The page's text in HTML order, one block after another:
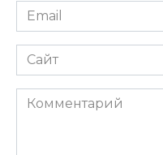
Email
*
Сайт
Комментарий